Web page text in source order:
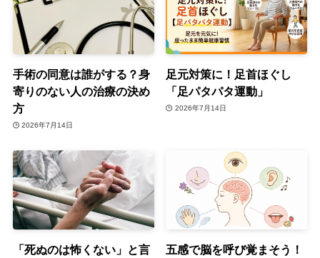
手術の同意は誰がする？身
寄りのない人の治療の決め
方
2026年7月14日
足元対策に！足首ほぐし
「足パタパタ運動」
2026年7月14日
「死ぬのは怖くない」と言
五感で脳を呼び覚まそう！